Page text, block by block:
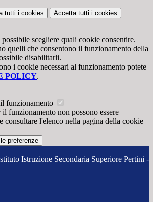
tutti i cookies Accetta tutti i cookies
possibile scegliere quali cookie consentire.
quelli che consentono il funzionamento della
disabilitarli.
i cookie necessari al funzionamento potete
POLICY.
funzionamento
funzionamento non possono essere
consultare l'elenco nella pagina della cookie
preferenze
Istruzione Secondaria Superiore Pertini -